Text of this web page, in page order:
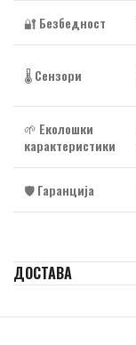
🔐 Безбедност
🌡️Сензори
🌱 Еколошки
карактеристики
🛡️Гаранција
ДОСТАВА